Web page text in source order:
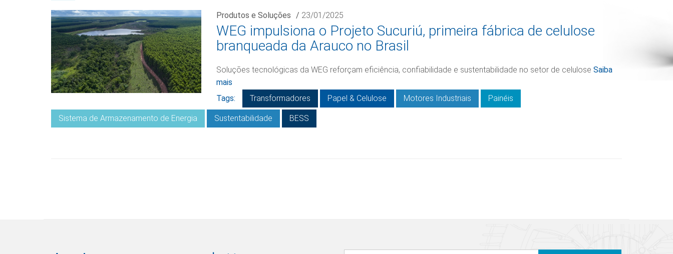
Produtos e Soluções / 23/01/2025
WEG impulsiona o Projeto Sucuriú, primeira fábrica de celulose
branqueada da Arauco no Brasil
Soluções tecnológicas da WEG reforçam eficiência, confiabilidade e sustentabilidade no setor de celulose Saiba
mais
Tags:
Transformadores Papel & Celulose Motores Industriais Painéis
Sistema de Armazenamento de Energia Sustentabilidade BESS